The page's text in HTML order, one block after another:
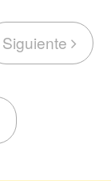
Siguiente